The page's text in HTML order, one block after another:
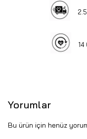
Yorumlar
Bu ürün için henüz